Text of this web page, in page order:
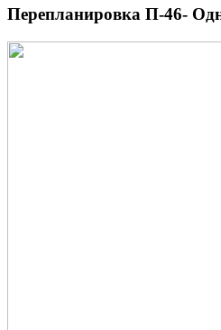
Перепланировка П-46-